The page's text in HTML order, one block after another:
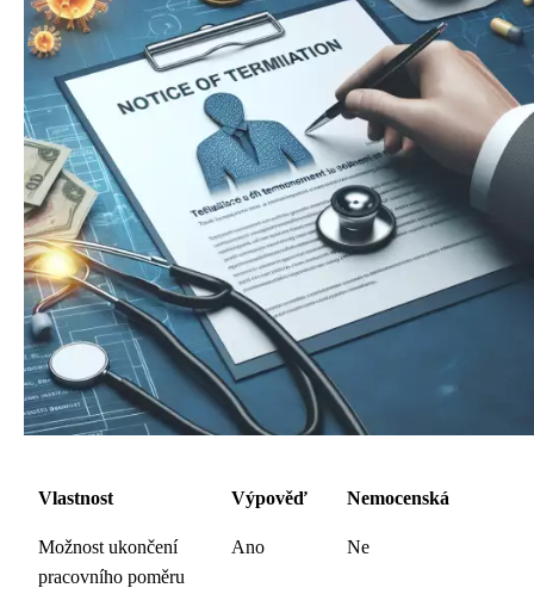
Vlastnost Výpověď Nemocenská
Možnost ukončení
pracovního poměru
Ano Ne